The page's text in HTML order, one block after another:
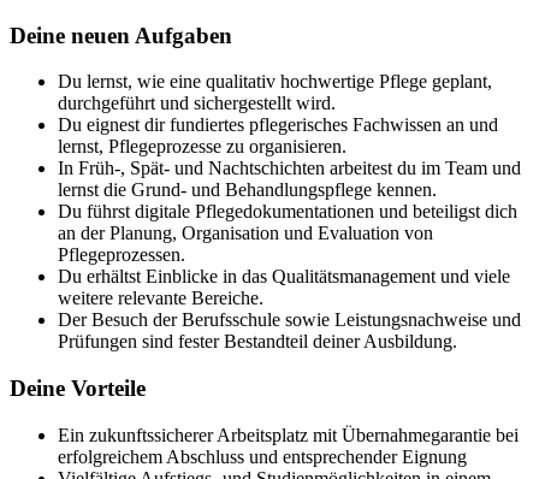
Deine neuen Aufgaben
Du lernst, wie eine qualitativ hochwertige Pflege geplant,
durchgeführt und sichergestellt wird.
Du eignest dir fundiertes pflegerisches Fachwissen an und
lernst, Pflegeprozesse zu organisieren.
In Früh-, Spät- und Nachtschichten arbeitest du im Team und
lernst die Grund- und Behandlungspflege kennen.
Du führst digitale Pflegedokumentationen und beteiligst dich
an der Planung, Organisation und Evaluation von
Pflegeprozessen.
Du erhältst Einblicke in das Qualitätsmanagement und viele
weitere relevante Bereiche.
Der Besuch der Berufsschule sowie Leistungsnachweise und
Prüfungen sind fester Bestandteil deiner Ausbildung.
Deine Vorteile
Ein zukunftssicherer Arbeitsplatz mit Übernahmegarantie bei
erfolgreichem Abschluss und entsprechender Eignung